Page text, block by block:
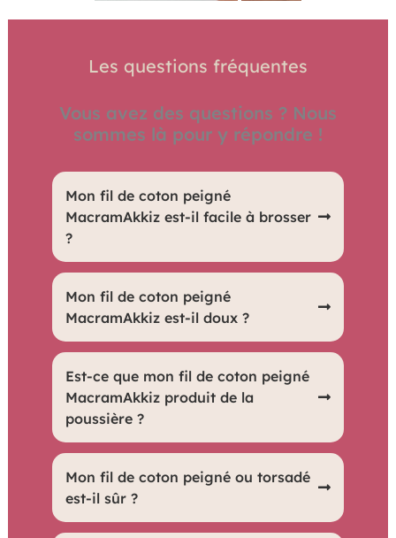
Les questions fréquentes
Vous avez des questions ? Nous
sommes là pour y répondre !
Mon fil de coton peigné
MacramAkkiz est-il facile à brosser
?
Oui, il est très facile à brosser grâce à sa
texture douce et lisse.
Mon fil de coton peigné
MacramAkkiz est-il doux ?
Oui, le fil est extrêmement doux, parfait
pour des créations délicates et
agréables au toucher.
Est-ce que mon fil de coton peigné
MacramAkkiz produit de la
poussière ?
Très peu de poussière est produite,
grâce à sa qualité supérieure.
Mon fil de coton peigné ou torsadé
est-il sûr ?